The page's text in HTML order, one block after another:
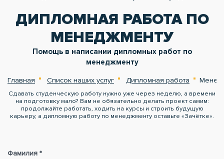
ДИПЛОМНАЯ РАБОТА ПО
МЕНЕДЖМЕНТУ
Помощь в написании дипломных работ по
менеджменту
Главная Список наших услуг Дипломная работа
Сдавать студенческую работу нужно уже через неделю, а времени
на подготовку мало? Вам не обязательно делать проект самим:
продолжайте работать, ходить на курсы и строить будущую
карьеру, а дипломную работу по менеджменту оставьте «Зачётке».
Фамилия *